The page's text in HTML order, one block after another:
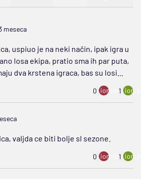
meseca
uspiuo je na neki način, ipak igra u
losa ekipa, pratio sma ih par puta,
dva krstena igraca, bas su losi...
0 ion:minus
1
valjda ce biti bolje sl sezone.
0 ion:minus
1